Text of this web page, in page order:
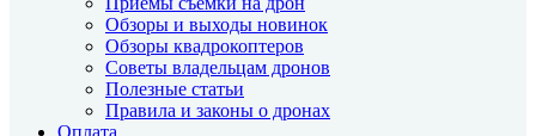
Обзоры и выходы новинок
Обзоры квадрокоптеров
Советы владельцам дронов
Полезные статьи
Правила и законы о дронах
Оплата